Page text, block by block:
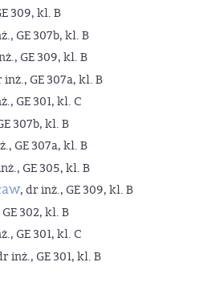
309, kl. B
GE 307b, kl. B
GE 309, kl. B
inż., GE 307a, kl. B
GE 301, kl. C
307b, kl. B
GE 307a, kl. B
GE 305, kl. B
, dr inż., GE 309, kl. B
302, kl. B
GE 301, kl. C
inż., GE 301, kl. B